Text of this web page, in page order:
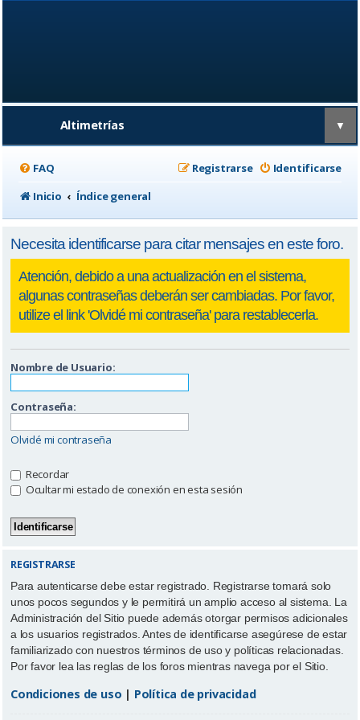
Altimetrías ▼
FAQ Identificarse
Registrarse
Inicio
Índice general
Necesita identificarse para citar mensajes en este foro.
Nombre de Usuario:
Contraseña:
Olvidé mi contraseña
Recordar
Ocultar mi estado de conexión en esta sesión
REGISTRARSE
Para autenticarse debe estar registrado. Registrarse tomará solo
unos pocos segundos y le permitirá un amplio acceso al sistema. La
Administración del Sitio puede además otorgar permisos adicionales
a los usuarios registrados. Antes de identificarse asegúrese de estar
familiarizado con nuestros términos de uso y políticas relacionadas.
Por favor lea las reglas de los foros mientras navega por el Sitio.
Condiciones de uso | Política de privacidad